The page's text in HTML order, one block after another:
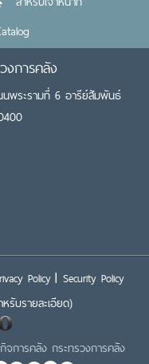
งการคลัง
พระรามที่ 6 อารีย์สัมพันธ์
Policy Security Policy
รับรายละเอียด)
การคลัง กระทรวงการคลัง